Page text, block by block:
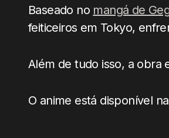
Baseado no mangá de
feiticeiros em Tokyo,
Além de tudo isso, a obra
O anime está disponível